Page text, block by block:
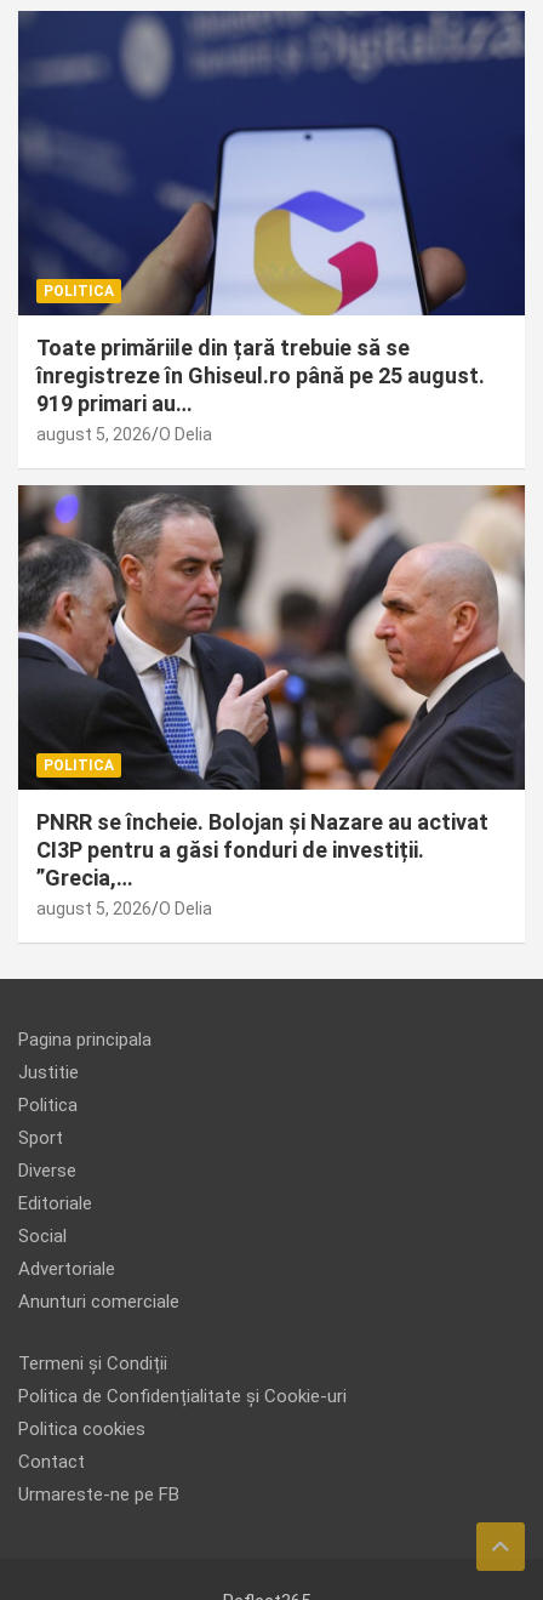
POLITICA
Toate primăriile din țară trebuie să se
înregistreze în Ghiseul.ro până pe 25 august.
919 primari au…
august 5, 2026 O Delia
POLITICA
PNRR se încheie. Bolojan și Nazare au activat
CI3P pentru a găsi fonduri de investiții.
”Grecia,…
august 5, 2026 O Delia
Pagina principala
Justitie
Politica
Sport
Diverse
Editoriale
Social
Advertoriale
Anunturi comerciale
Termeni și Condiții
Politica de Confidențialitate și Cookie-uri
Politica cookies
Contact
Urmareste-ne pe FB